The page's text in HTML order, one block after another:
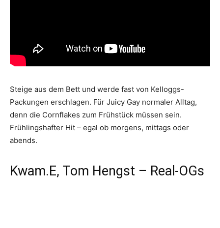
Steige aus dem Bett und werde fast von Kelloggs-
Packungen erschlagen. Für Juicy Gay normaler Alltag,
denn die Cornflakes zum Frühstück müssen sein.
Frühlingshafter Hit – egal ob morgens, mittags oder
abends.
Kwam.E, Tom Hengst – Real-OGs